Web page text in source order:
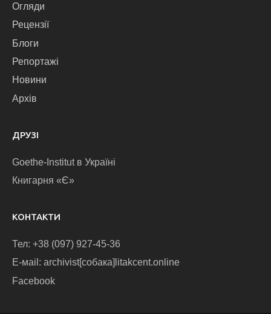
Огляди
Рецензії
Блоги
Репортажі
Новини
Архів
ДРУЗІ
Goethe-Institut в Україні
Книгарня «Є»
КОНТАКТИ
Тел: +38 (097) 927-45-36
E-маіl: archivist[собака]litakcent.online
Facebook